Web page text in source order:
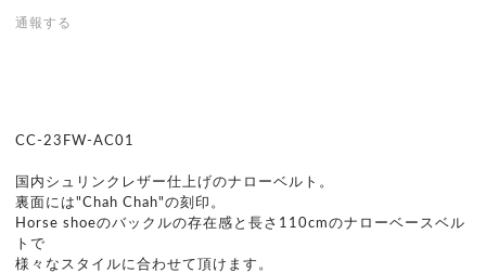
通報する
CC-23FW-AC01
国内シュリンクレザー仕上げのナローベルト。
裏面には"Chah Chah"の刻印。
Horse shoeのバックルの存在感と長さ110cmのナローベースベル
トで
様々なスタイルに合わせて頂けます。